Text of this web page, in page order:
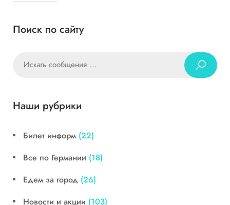
Поиск по сайту
Наши рубрики
Билет информ (22)
Все по Германии (18)
Едем за город (26)
Новости и акции (103)